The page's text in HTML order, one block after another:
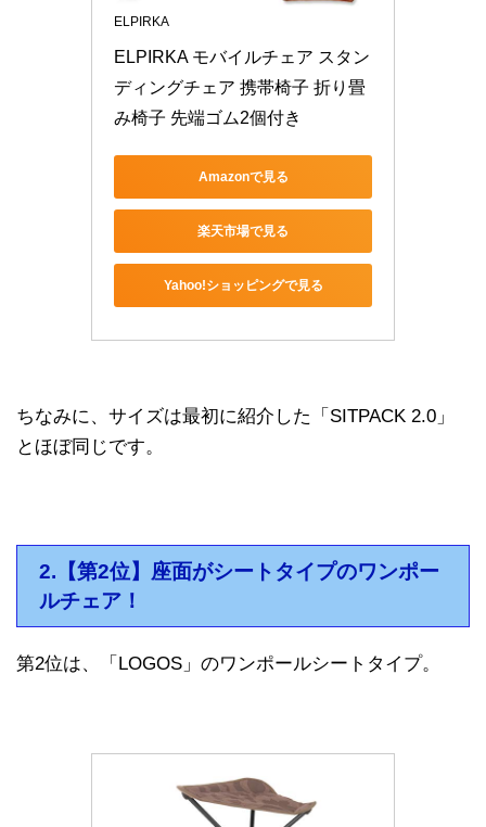
ELPIRKA
ELPIRKA モバイルチェア スタン
ディングチェア 携帯椅子 折り畳
み椅子 先端ゴム2個付き
Amazonで見る
楽天市場で見る
Yahoo!ショッピングで見る
ちなみに、サイズは最初に紹介した「SITPACK 2.0」
とほぼ同じです。
2.【第2位】座面がシートタイプのワンポー
ルチェア！
第2位は、「LOGOS」のワンポールシートタイプ。